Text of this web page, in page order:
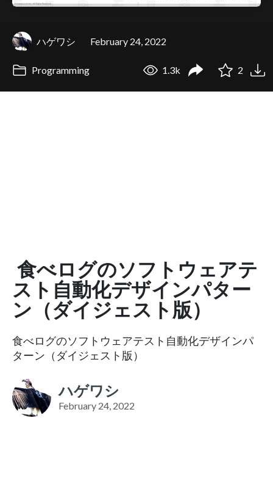
ハゲワシ February 24, 2022
Programming 1.3k 2
食べログのソフトウェアテ
スト自動化デザインパター
ン（ダイジェスト版）
食べログのソフトウェアテスト自動化デザインパ
ターン（ダイジェスト版）
ハゲワシ
February 24, 2022